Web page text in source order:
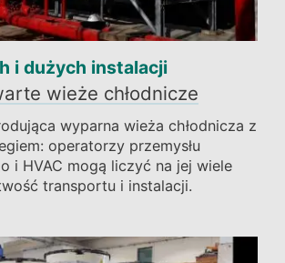
i dużych instalacji
wieże chłodnicze
wyparna wieża chłodnicza z
operatorzy przemysłu
i HVAC mogą liczyć na jej wiele
transportu i instalacji.